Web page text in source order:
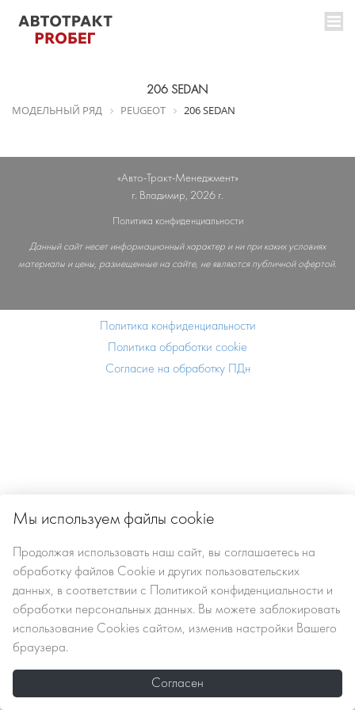
206 SEDAN
МОДЕЛЬНЫЙ РЯД PEUGEOT 206 SEDAN
«Авто-Тракт-Менеджмент»
г. Владимир, 2026 г.
Политика конфиденциальности
Данный сайт несет информационный характер и ни при каких условиях
материалы и цены, размещенные на сайте, не являются публичной офертой.
Политика конфиденциальности
Политика обработки cookie
Согласие на обработку ПДн
Мы используем файлы cookie
Продолжая использовать наш сайт, вы соглашаетесь на
обработку файлов Сookie и других пользовательских
данных, в соответствии с
Политикой конфиденциальности и
обработки персональных данных. Вы можете заблокировать
использование Cookies сайтом, изменив настройки Вашего
браузера.
Согласен